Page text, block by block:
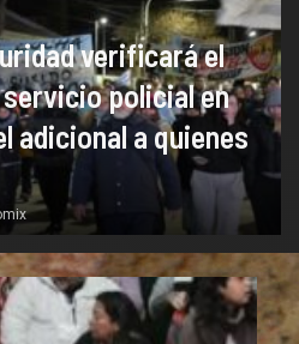
verificará el
policial en
adicional a quienes